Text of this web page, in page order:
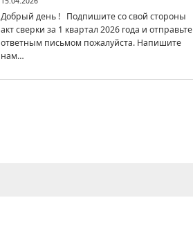
Добрый день ! Подпишите со свой стороны
акт сверки за 1 квартал 2026 года и отправьте
ответным письмом пожалуйста. Напишите
нам…